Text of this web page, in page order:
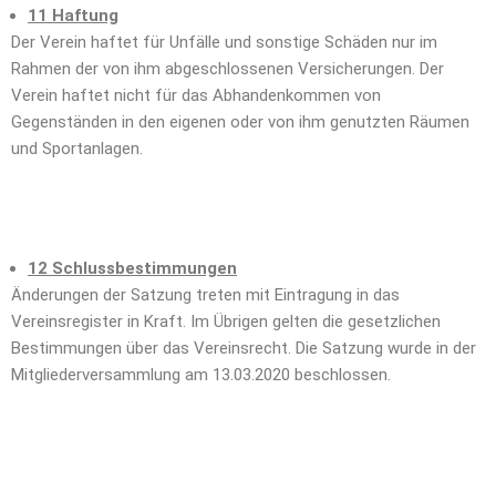
11 Haftung
Der Verein haftet für Unfälle und sonstige Schäden nur im
Rahmen der von ihm abgeschlossenen Versicherungen. Der
Verein haftet nicht für das Abhandenkommen von
Gegenständen in den eigenen oder von ihm genutzten Räumen
und Sportanlagen.
12 Schlussbestimmungen
Änderungen der Satzung treten mit Eintragung in das
Vereinsregister in Kraft. Im Übrigen gelten die gesetzlichen
Bestimmungen über das Vereinsrecht. Die Satzung wurde in der
Mitgliederversammlung am 13.03.2020 beschlossen.